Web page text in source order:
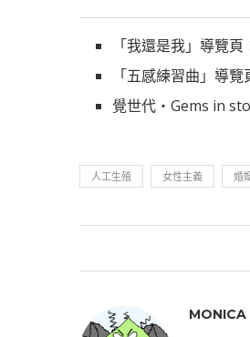
「我還是我」導覽頁
「五感練習曲」導覽
覺世代‧Gems in
人工生殖 女性主義 婚
MONICA